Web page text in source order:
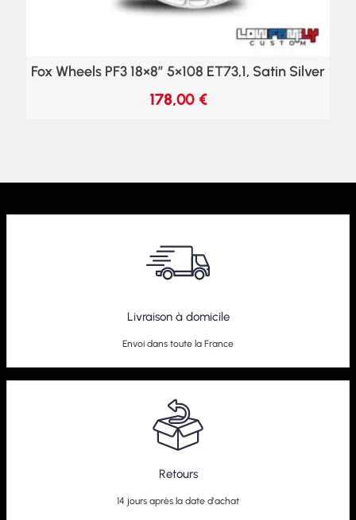
Fox Wheels PF3 18×8″ 5×108 ET73,1, Satin Silver
178,00 €
Livraison à domicile
Envoi dans toute la France
Retours
14 jours après la date d'achat